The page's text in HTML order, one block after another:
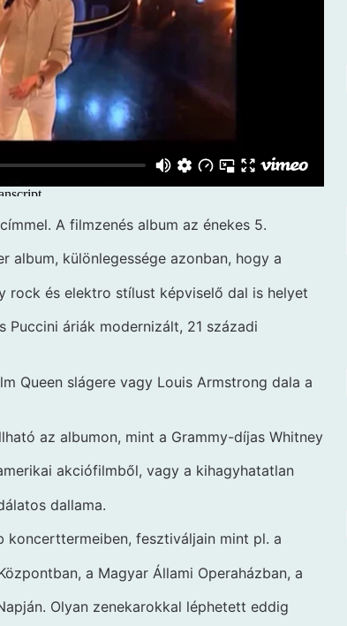
A filmzenés album az énekes 5.
album, különlegessége azonban, hogy a
rock és elektro stílust képviselő dal is helyet
áriák modernizált, 21 századi
Queen slágere vagy Louis Armstrong dala a
az albumon, mint a Grammy-díjas Whitney
akciófilmből, vagy a kihagyhatatlan
dallama.
koncerttermeiben, fesztiváljain mint pl. a
a Magyar Állami Operaházban, a
Olyan zenekarokkal léphetett eddig